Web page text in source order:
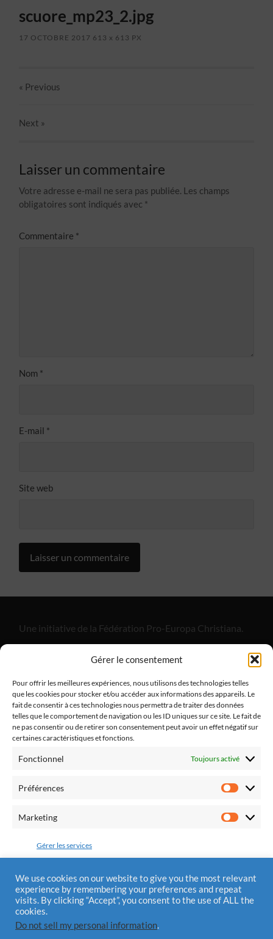
Gérer le consentement
Pour offrir les meilleures expériences, nous utilisons des technologies telles
que les cookies pour stocker et/ou accéder aux informations des appareils. Le
fait de consentir à ces technologies nous permettra de traiter des données
telles que le comportement de navigation ou les ID uniques sur ce site. Le fait de
ne pas consentir ou de retirer son consentement peut avoir un effet négatif sur
certaines caractéristiques et fonctions.
Fonctionnel Toujours activé
Préférences
Marketing
Gérer les services
Accepter
Refuser
Enregistrer les préférences
scuore_mp23_2.jpg
17 OCTOBRE 2017 613 x 613 PX
« Previous
Next »
Laisser un commentaire
Votre adresse e-mail ne sera pas publiée. Les champs
obligatoires sont indiqués avec *
Commentaire *
Nom *
E-mail *
Site web
Une initiative de la Fédération Pro-Europa Christiana.
dans notre pays et dans nos familles par le retour à la
pratique religieuse.
Fédération Pro Europa Christiana
28170 St Sauveur Marville
Tél.: 0810 310 025
Mentions Légales
We use cookies on our website to give you the most relevant
experience by remembering your preferences and repeat
visits. By clicking “Accept”, you consent to the use of ALL the
cookies.
Do not sell my personal information.